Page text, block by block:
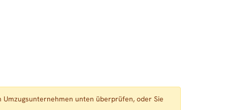
unten überprüfen, oder Sie